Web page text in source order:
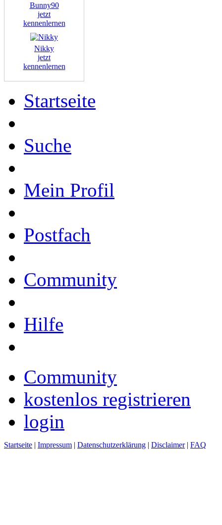
Bunny90
jetzt
kennenlernen
Nikky
jetzt
kennenlernen
Startseite
Suche
Mein Profil
Postfach
Community
Hilfe
Community
kostenlos registrieren
login
Startseite | Impressum | Datenschutzerklärung | Disclaimer| FAQ